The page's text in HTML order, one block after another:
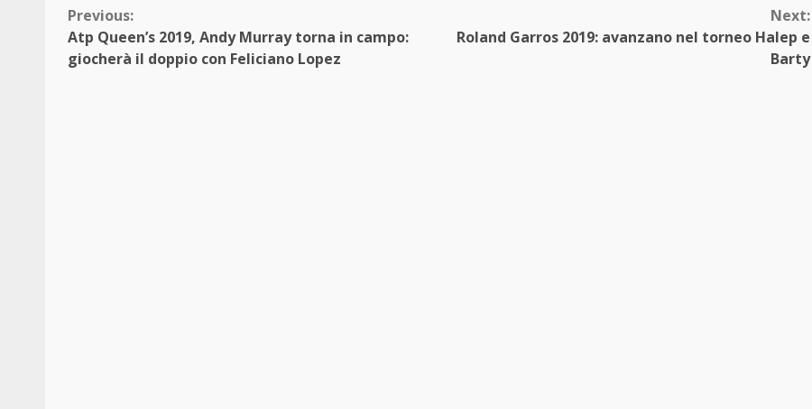
Continue
Reading
Previous:
Atp Queen’s 2019, Andy Murray torna in campo:
giocherà il doppio con Feliciano Lopez
Next:
Roland Garros 2019: avanzano nel torneo Halep e
Barty